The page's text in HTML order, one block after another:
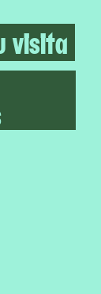
visita